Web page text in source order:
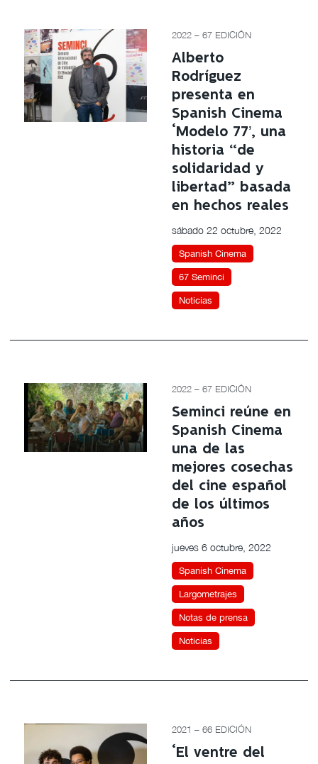
2022 – 67 EDICIÓN
Alberto
Rodríguez
presenta en
Spanish Cinema
‘Modelo 77’, una
historia “de
solidaridad y
libertad” basada
en hechos reales
sábado 22 octubre, 2022
Spanish Cinema
67 Seminci
Noticias
2022 – 67 EDICIÓN
Seminci reúne en
Spanish Cinema
una de las
mejores cosechas
del cine español
de los últimos
años
jueves 6 octubre, 2022
Spanish Cinema
Largometrajes
Notas de prensa
Noticias
2021 – 66 EDICIÓN
‘El ventre del